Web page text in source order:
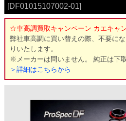
[DF01015107002-01]
☆車高調買取キャンペーン カエキャ
弊社車高調に買い替えの際、不要に
りいたします。
※メーカーは問いません。 純正は下取
＞詳細はこちらから